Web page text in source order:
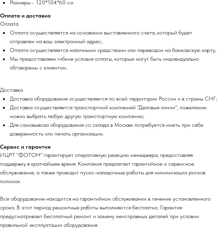
Размеры - 120*104*60 см
Оплата и доставка
Оплата
Оплата осуществляется на основании выставленного счета, который будет
отправлен на ваш электронный адрес;
Оплата осуществляется наличными средствами или переводом на банковскую карту;
Мы предоставляем гибкие условия оплаты, которые могут быть индивидуально
обговорены с клиентом.
Доставка
Доставка оборудования осуществляется по всей территории России и в страны СНГ;
Доставка осуществляется транспортной компанией "Деловые линии", пожеланию
можно выбрать любую другую транспортную компанию;
Для самовывоза оборудования со склада в Москве потребуется иметь при себе
доверенность или печать организации.
Сервис и гарантия
ИЦРТ "ФОТОН" гарантирует оперативную реакцию менеджера, предоставляя
поддержку в кратчайшее время. Компания предлагает гарантийное и сервисное
обслуживание, а также проводит пуско-наладочные работы для минимизации рисков
поломок.
Всё оборудование находится на гарантийном обслуживании в течение установленного
срока. В этот период ремонтные работы выполняются бесплатно. Гарантия
предусматривает бесплатный ремонт и замену неисправных деталей при условии
правильной эксплуатации оборудования.